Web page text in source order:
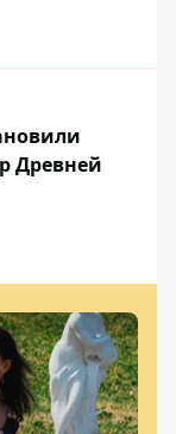
Древней